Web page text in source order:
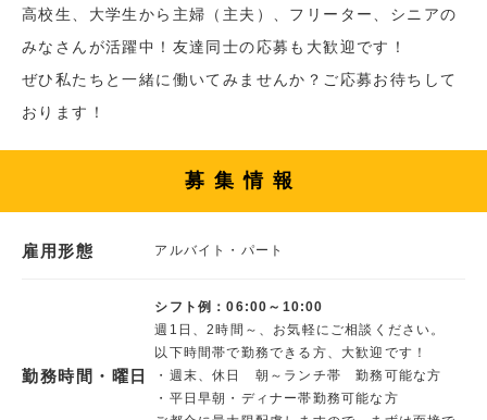
高校生、大学生から主婦（主夫）、フリーター、シニアの
みなさんが活躍中！友達同士の応募も大歓迎です！
ぜひ私たちと一緒に働いてみませんか？ご応募お待ちして
おります！
募集情報
雇用形態 アルバイト・パート
勤務時間・曜日
シフト例：06:00～10:00
週1日、2時間～、お気軽にご相談ください。
以下時間帯で勤務できる方、大歓迎です！
・週末、休日 朝～ランチ帯 勤務可能な方
・平日早朝・ディナー帯勤務可能な方